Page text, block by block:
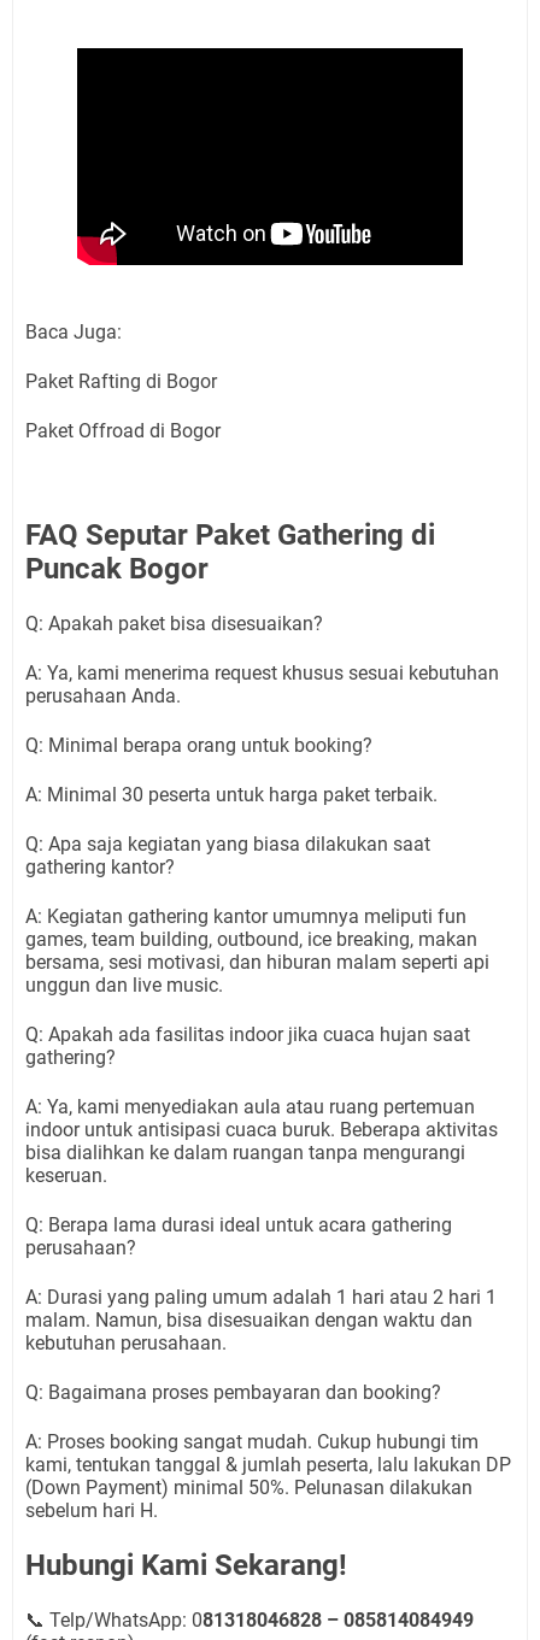
Baca Juga:
Paket Rafting di Bogor
Paket Offroad di Bogor
FAQ Seputar Paket Gathering di
Puncak Bogor
Q: Apakah paket bisa disesuaikan?
A: Ya, kami menerima request khusus sesuai kebutuhan
perusahaan Anda.
Q: Minimal berapa orang untuk booking?
A: Minimal 30 peserta untuk harga paket terbaik.
Q: Apa saja kegiatan yang biasa dilakukan saat
gathering kantor?
A: Kegiatan gathering kantor umumnya meliputi fun
games, team building, outbound, ice breaking, makan
bersama, sesi motivasi, dan hiburan malam seperti api
unggun dan live music.
Q: Apakah ada fasilitas indoor jika cuaca hujan saat
gathering?
A: Ya, kami menyediakan aula atau ruang pertemuan
indoor untuk antisipasi cuaca buruk. Beberapa aktivitas
bisa dialihkan ke dalam ruangan tanpa mengurangi
keseruan.
Q: Berapa lama durasi ideal untuk acara gathering
perusahaan?
A: Durasi yang paling umum adalah 1 hari atau 2 hari 1
malam. Namun, bisa disesuaikan dengan waktu dan
kebutuhan perusahaan.
Q: Bagaimana proses pembayaran dan booking?
A: Proses booking sangat mudah. Cukup hubungi tim
kami, tentukan tanggal & jumlah peserta, lalu lakukan DP
(Down Payment) minimal 50%. Pelunasan dilakukan
sebelum hari H.
Hubungi Kami Sekarang!
📞 Telp/WhatsApp: 081318046828 – 085814084949